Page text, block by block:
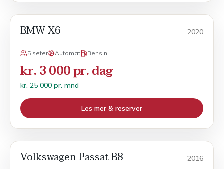
BMW X6 2020
5 seter Automat Bensin
kr. 3 000 pr. dag
kr. 25 000 pr. mnd
Les mer & reserver
Volkswagen Passat B8 2016